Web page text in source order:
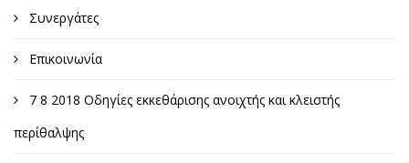
Συνεργάτες
Επικοινωνία
7 8 2018 Οδηγίες εκκεθάρισης ανοιχτής και κλειστής
περίθαλψης